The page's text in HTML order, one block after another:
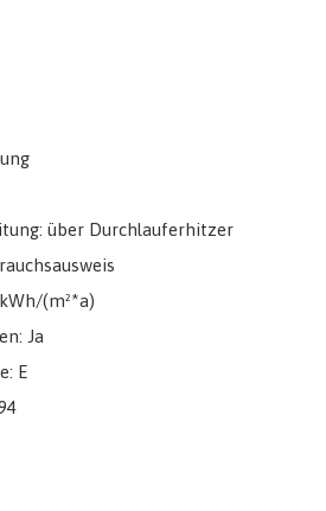
über Durchlauferhitzer
(m²*a)
Ja
E